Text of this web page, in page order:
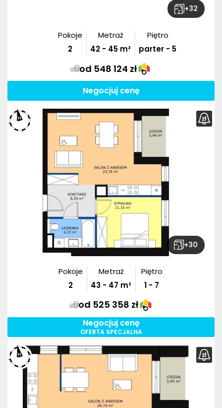
+32
Pokoje
2
Metraż
42 - 45 m²
Piętro
parter - 5
od 548 124 zł
Negocjuj cenę
+30
Pokoje
2
Metraż
43 - 47 m²
Piętro
1 - 7
od 525 358 zł
Negocjuj cenę
OFERTA SPECJALNA